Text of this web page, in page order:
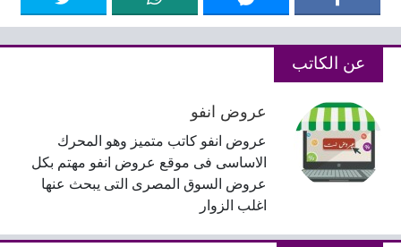
عن الكاتب
عروض انفو
عروض انفو كاتب متميز وهو المحرك
الاساسى فى موقع عروض انفو مهتم بكل
عروض السوق المصرى التى يبحث عنها
اغلب الزوار